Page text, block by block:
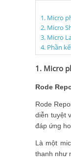
1. Micro
2. Micro
3. Micro
4. Phần
1. Micro
Rode
Rode
diễn tuyệt
đáp ứng
Là một
thanh như